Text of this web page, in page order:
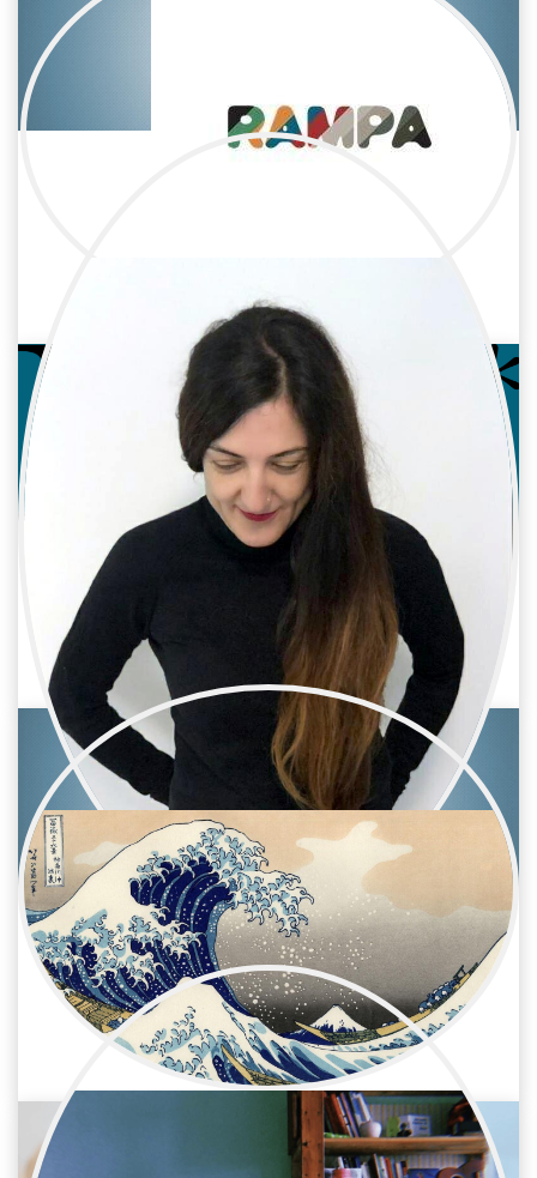
Montadora
Lara Isabel Gómez
Televisión / Montaje
Lu Rodríguez
Televisión / Montaje
Montadora